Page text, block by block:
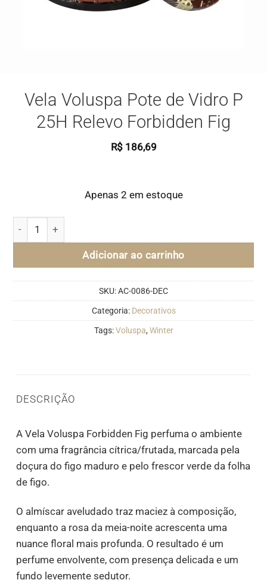
Vela Voluspa Pote de Vidro P
25H Relevo Forbidden Fig
R$186,69
Apenas 2 em estoque
Adicionar ao carrinho
SKU:AC-0086-DEC
Categoria: Decorativos
Tags:Voluspa, Winter
DESCRIÇÃO
A Vela Voluspa Forbidden Fig perfuma o ambiente
com uma fragrância cítrica/frutada, marcada pela
doçura do figo maduro e pelo frescor verde da folha
de figo.
O almíscar aveludado traz maciez à composição,
enquanto a rosa da meia-noite acrescenta uma
nuance floral mais profunda. O resultado é um
perfume envolvente, com presença delicada e um
fundo levemente sedutor.